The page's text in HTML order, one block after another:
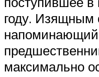
году. Изящным
напоминающий
максимально